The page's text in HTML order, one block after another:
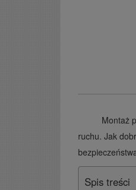
Montaż
ruchu. Jak
Spis treści